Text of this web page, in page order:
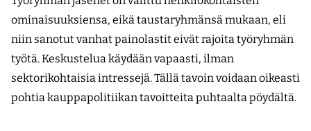
ominaisuuksiensa, eikä taustaryhmänsä mukaan, eli
niin sanotut vanhat painolastit eivät rajoita työryhmän
työtä. Keskustelua käydään vapaasti, ilman
sektorikohtaisia intressejä. Tällä tavoin voidaan oikeasti
pohtia kauppapolitiikan tavoitteita puhtaalta pöydältä.